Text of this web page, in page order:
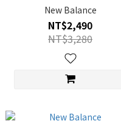
New Balance
NT$2,490
NT$3,280